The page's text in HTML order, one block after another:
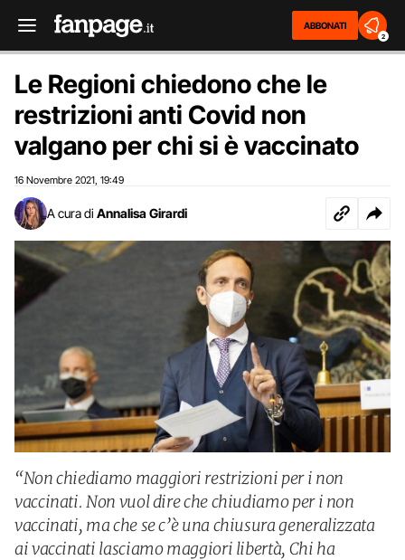
ABBONATI
2
Le Regioni chiedono che le
restrizioni anti Covid non
valgano per chi si è vaccinato
16 Novembre 2021 19:49
A cura di Annalisa Girardi
“Non chiediamo maggiori restrizioni per i non
vaccinati. Non vuol dire che chiudiamo per i non
vaccinati, ma che se c’è una chiusura generalizzata
ai vaccinati lasciamo maggiori libertà, Chi ha